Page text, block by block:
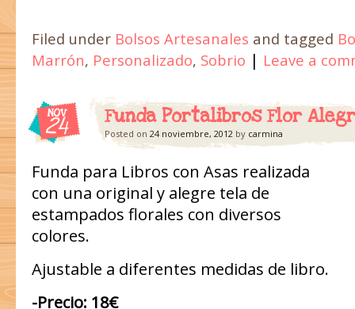
Filed under Bolsos Artesanales and tagged
Marrón, Personalizado, Sobrio | Leave a
NOV
24 Funda Portalibros Flor
Posted on 24 noviembre, 2012 by carmina
Funda para Libros con Asas realizada
con una original y alegre tela de
estampados florales con diversos
colores.
Ajustable a diferentes medidas de libro.
-Precio: 18€